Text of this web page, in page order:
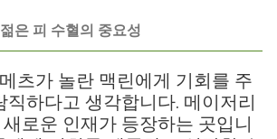
은 피 수혈의 중요성
츠가 놀란 맥린에게 기회를 주
직하다고 생각합니다. 메이저리
로운 인재가 등장하는 곳입니